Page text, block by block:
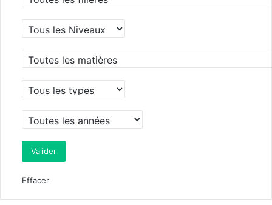
Effacer